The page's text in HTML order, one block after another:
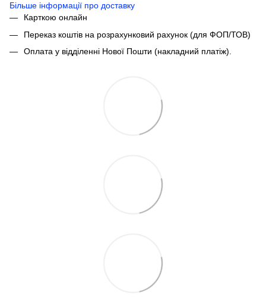
Більше інформації про доставку
Карткою онлайн
Переказ коштів на розрахунковий рахунок (для ФОП/ТОВ)
Оплата у відділенні Нової Пошти (накладний платіж).